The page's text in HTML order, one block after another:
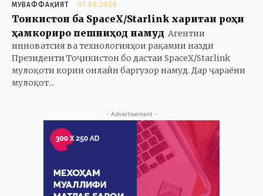
МУВАФФАҚИЯТ 07.08.2026
Тоҷикистон ба SpaceX/Starlink харитаи роҳи
ҳамкориро пешниҳод намуд Агентии
инноватсия ва технологияҳои рақамии назди
Президенти Тоҷикистон бо дастаи SpaceX/Starlink
мулоқоти кории онлайн баргузор намуд. Дар ҷараёни
мулоқот...
- Advertisement -